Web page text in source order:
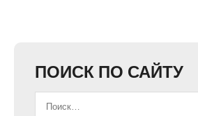
ПОИСК ПО САЙТУ